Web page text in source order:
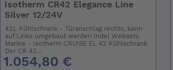
Isotherm CR42 Elegance Line
Silver 12/24V
42L Kühlschrank - Türanschlag rechts, kann
auf Links umgebaut werden Indel Webasto
Marine - Isotherm CRUISE EL 42 Kühlschrank
Der CR 42...
1.054,80 €